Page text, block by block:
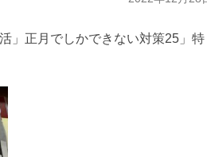
」正月でしかできない対策25」特